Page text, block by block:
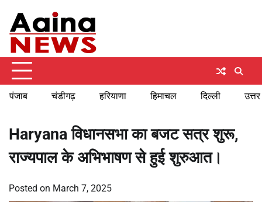
content
पंजाब चंडीगढ़ हरियाणा हिमाचल दिल्ली
Haryana विधानसभा का बजट सत्र शुरू,
राज्यपाल के अभिभाषण से हुई शुरुआत।
Posted on March 7, 2025